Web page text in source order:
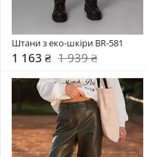
Штани з еко-шкіри BR-581
1 163 ₴ 1 939 ₴